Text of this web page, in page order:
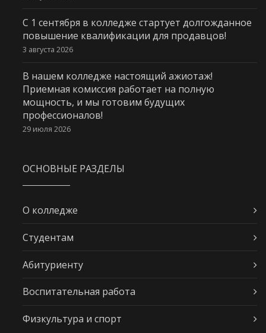
С 1 сентября в колледже стартует долгожданное
повышение квалификации для продавцов!
3 августа 2026
В нашем колледже настоящий ажиотаж!
Приемная комиссия работает на полную
мощность, и мы готовим будущих
профессионалов!
29 июля 2026
ОСНОВНЫЕ РАЗДЕЛЫ
О колледже
Студентам
Абитуриенту
Воспитательная работа
Физкультура и спорт